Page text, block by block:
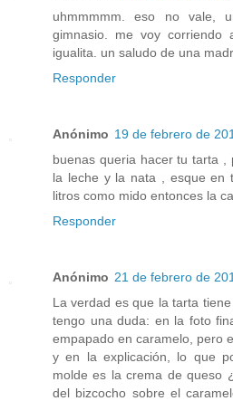
uhmmmmm. eso no
gimnasio. me voy corriendo
igualita. un saludo de una
Responder
Anónimo 19 de febrero de
buenas queria hacer tu tarta
la leche y la nata , esque en
litros como mido entonces la
Responder
Anónimo 21 de febrero de
La verdad es que la tarta
tengo una duda: en la foto
empapado en caramelo, pero
y en la explicación, lo que
molde es la crema de queso
del bizcocho sobre el